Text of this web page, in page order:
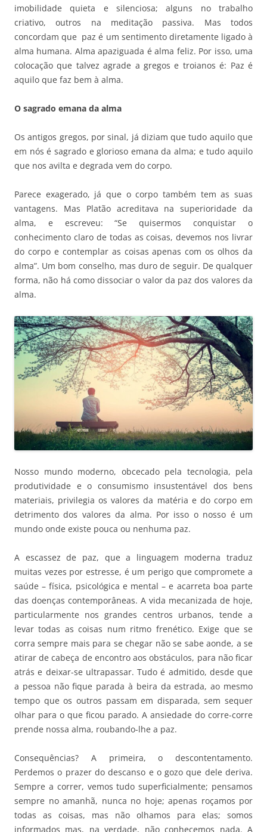
imobilidade quieta e silenciosa; alguns no trabalho
criativo, outros na meditação passiva. Mas todos
concordam que paz é um sentimento diretamente ligado à
alma humana. Alma apaziguada é alma feliz. Por isso, uma
colocação que talvez agrade a gregos e troianos é: Paz é
aquilo que faz bem à alma.
O sagrado emana da alma
Os antigos gregos, por sinal, já diziam que tudo aquilo que
em nós é sagrado e glorioso emana da alma; e tudo aquilo
que nos avilta e degrada vem do corpo.
Parece exagerado, já que o corpo também tem as suas
vantagens. Mas Platão acreditava na superioridade da
alma, e escreveu: “Se quisermos conquistar o
conhecimento claro de todas as coisas, devemos nos livrar
do corpo e contemplar as coisas apenas com os olhos da
alma”. Um bom conselho, mas duro de seguir. De qualquer
forma, não há como dissociar o valor da paz dos valores da
alma.
Nosso mundo moderno, obcecado pela tecnologia, pela
produtividade e o consumismo insustentável dos bens
materiais, privilegia os valores da matéria e do corpo em
detrimento dos valores da alma. Por isso o nosso é um
mundo onde existe pouca ou nenhuma paz.
A escassez de paz, que a linguagem moderna traduz
muitas vezes por estresse, é um perigo que compromete a
saúde – física, psicológica e mental – e acarreta boa parte
das doenças contemporâneas. A vida mecanizada de hoje,
particularmente nos grandes centros urbanos, tende a
levar todas as coisas num ritmo frenético. Exige que se
corra sempre mais para se chegar não se sabe aonde, a se
atirar de cabeça de encontro aos obstáculos, para não ficar
atrás e deixar-se ultrapassar. Tudo é admitido, desde que
a pessoa não fique parada à beira da estrada, ao mesmo
tempo que os outros passam em disparada, sem sequer
olhar para o que ficou parado. A ansiedade do corre-corre
prende nossa alma, roubando-lhe a paz.
Consequências? A primeira, o descontentamento.
Perdemos o prazer do descanso e o gozo que dele deriva.
Sempre a correr, vemos tudo superficialmente; pensamos
sempre no amanhã, nunca no hoje; apenas roçamos por
todas as coisas, mas não olhamos para elas; somos
informados mas, na verdade, não conhecemos nada. A